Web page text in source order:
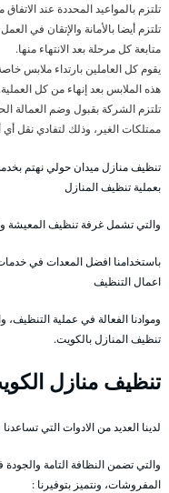
تلتزم بالمواعيد المحددة عند
تلتزم أيضا بالأمانة والإتقان في
متابعة كل مرحلة بعد الانتهاء منها.
يقوم كل العاملين بارتداء ملابس
هذه الملابس بعد إنهاء من كل العملية.
تلتزم الشركة بقبول وضم العمالة
ممتلكات الغير، وذلك لتفادي نقل
تنظيف منازل ميدان حولي نهتم
بعملية تنظيف المنازل
والتي تشمل غرفة تنظيف المعيشة
باستخدامنا افضل المعدات في
اعمال التنظيف
وموادنا الفعالة في عملية التنظيف،
تنظيف المنازل بالكويت.
تنظيف منازل
لدينا العديد من الادوات التي
والتي تضمن النظافة التامة
المفروشات، ونتميز بتوفيرنا :